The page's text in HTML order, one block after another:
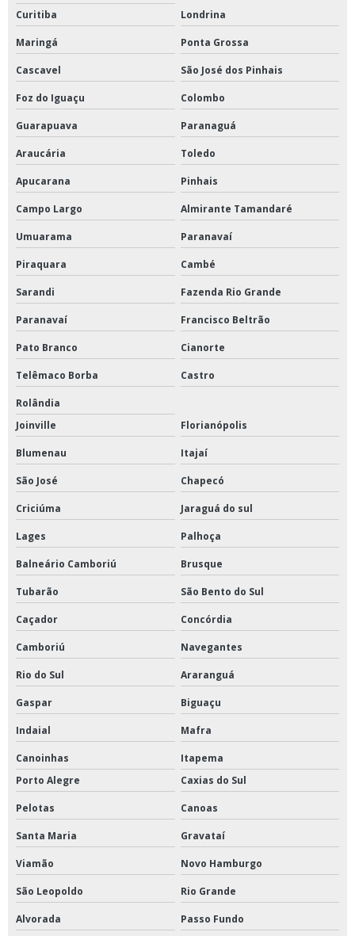
Curitiba
Londrina
Maringá Ponta Grossa
Cascavel São José dos Pinhais
Foz do Iguaçu Colombo
Guarapuava Paranaguá
Araucária Toledo
Apucarana Pinhais
Campo Largo Almirante Tamandaré
Umuarama Paranavaí
Piraquara Cambé
Sarandi Fazenda Rio Grande
Paranavaí Francisco Beltrão
Pato Branco Cianorte
Telêmaco Borba Castro
Rolândia
Joinville
Florianópolis
Blumenau Itajaí
São José Chapecó
Criciúma Jaraguá do sul
Lages Palhoça
Balneário Camboriú Brusque
Tubarão São Bento do Sul
Caçador Concórdia
Camboriú Navegantes
Rio do Sul Araranguá
Gaspar Biguaçu
Indaial Mafra
Canoinhas
Itapema
Porto Alegre
Caxias do Sul
Pelotas Canoas
Santa Maria Gravataí
Viamão Novo Hamburgo
São Leopoldo Rio Grande
Alvorada Passo Fundo